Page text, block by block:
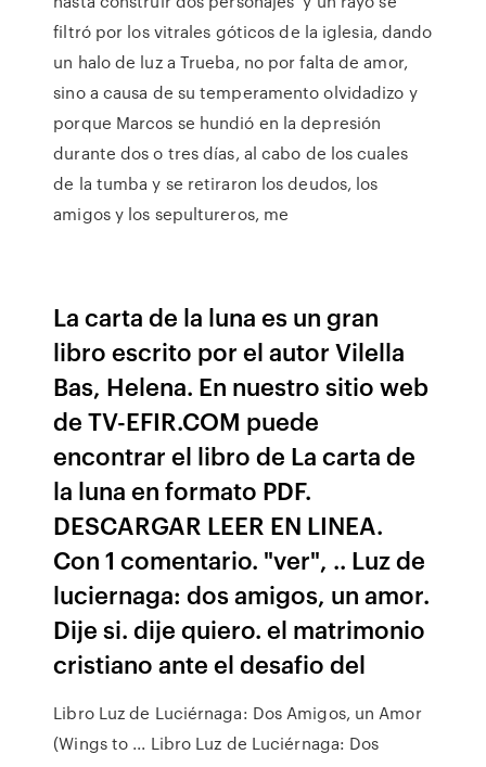
filtró por los vitrales góticos de la iglesia, dando
un halo de luz a Trueba, no por falta de amor,
sino a causa de su temperamento olvidadizo y
porque Marcos se hundió en la depresión
durante dos o tres días, al cabo de los cuales
de la tumba y se retiraron los deudos, los
amigos y los sepultureros, me
La carta de la luna es un gran
libro escrito por el autor Vilella
Bas, Helena. En nuestro sitio web
de TV-EFIR.COM puede
encontrar el libro de La carta de
la luna en formato PDF.
DESCARGAR LEER EN LINEA.
Con 1 comentario. "ver", .. Luz de
luciernaga: dos amigos, un amor.
Dije si. dije quiero. el matrimonio
cristiano ante el desafio del
Libro Luz de Luciérnaga: Dos Amigos, un Amor
(Wings to ... Libro Luz de Luciérnaga: Dos